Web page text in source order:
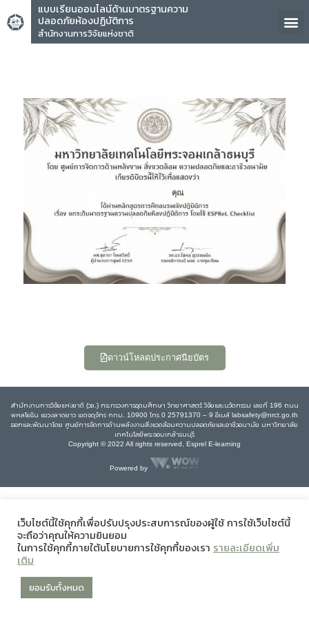
แบบเรียนออนไลน์ด้านมาตรฐานความ
ปลอดภัยห้องปฏิบัติการ
สำนักงานการวิจัยแห่งชาติ
คุณ
ดาวน์โหลดประกาศนียบัตร
สำนักงานการวิจัยแห่งชาติ (วช.) กระทรวงการอุดมศึกษา วิทยาศาสตร์ วิจัยและนวัตกรรม เลขที่ 196 ถนน
พหลโยธิน แขวงลาดยาว เขตจตุจักร กทม. 10900 โทร 0 25791370 – 9 อีเมล์ labsafety@nrct.go.th
ออกและพัฒนาโดย ศูนย์การจัดการด้านพลังงานสิ่งแวดล้อมความปลอดภัยและอาชีวอนามัย มหาวิทยาลัย
เทคโนโลยีพระจอมเกล้าธนบุรี
Copyright © 2022 All rights reserved, Esprel E-learning
Powered by
เว็บไซต์นี้ใช้คุกกี้เพื่อปรับปรุงประสบการณ์ของผู้ใช้ การใช้เว็บไซต์นี้
จะถือว่าคุณให้ความยินยอม
ในการใช้คุกกี้ภายใต้นโยบายการใช้คุกกี้ของเรา รายละเอียดเพิ่ม
เติม
ยอมรับทั้งหมด